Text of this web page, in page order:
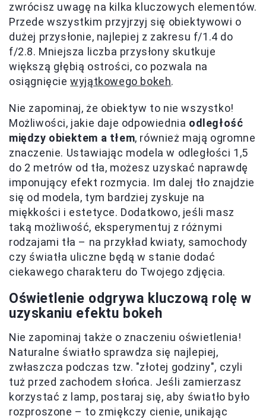
zwrócisz uwagę na kilka kluczowych elementów.
Przede wszystkim przyjrzyj się obiektywowi o
dużej przysłonie, najlepiej z zakresu f/1.4 do
f/2.8. Mniejsza liczba przysłony skutkuje
większą głębią ostrości, co pozwala na
osiągnięciewyjątkowego bokeh.
Nie zapominaj, że obiektyw to nie wszystko!
Możliwości, jakie daje odpowiednia odległość
między obiektem a tłem, również mają ogromne
znaczenie. Ustawiając modela w odległości 1,5
do 2 metrów od tła, możesz uzyskać naprawdę
imponujący efekt rozmycia. Im dalej tło znajdzie
się od modela, tym bardziej zyskuje na
miękkości i estetyce. Dodatkowo, jeśli masz
taką możliwość, eksperymentuj z różnymi
rodzajami tła – na przykład kwiaty, samochody
czy światła uliczne będą w stanie dodać
ciekawego charakteru do Twojego zdjęcia.
Oświetlenie odgrywa kluczową rolę w
uzyskaniu efektu bokeh
Nie zapominaj także o znaczeniu oświetlenia!
Naturalne światło sprawdza się najlepiej,
zwłaszcza podczas tzw. "złotej godziny", czyli
tuż przed zachodem słońca. Jeśli zamierzasz
korzystać z lamp, postaraj się, aby światło było
rozproszone – to zmiękczy cienie, unikając